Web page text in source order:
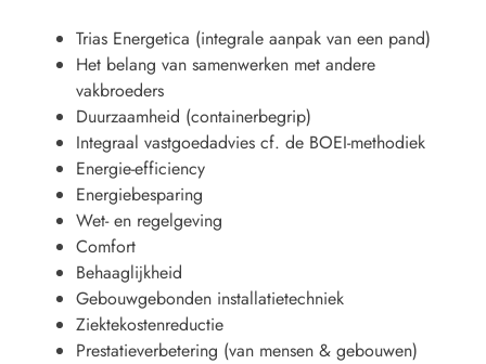
Trias Energetica (integrale aanpak van een pand)
Het belang van samenwerken met andere
vakbroeders
Duurzaamheid (containerbegrip)
Integraal vastgoedadvies cf. de BOEI-methodiek
Energie-efficiency
Energiebesparing
Wet- en regelgeving
Comfort
Behaaglijkheid
Gebouwgebonden installatietechniek
Ziektekostenreductie
Prestatieverbetering (van mensen & gebouwen)